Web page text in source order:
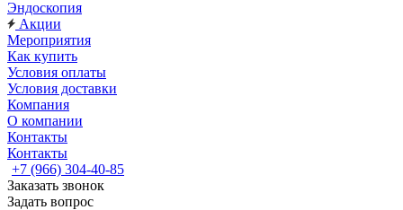
Эндоскопия
Акции
Мероприятия
Как купить
Условия оплаты
Условия доставки
Компания
О компании
Контакты
Контакты
+7 (966) 304-40-85
Заказать звонок
Задать вопрос